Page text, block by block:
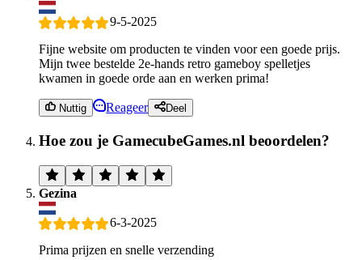
9-5-2025
Fijne website om producten te vinden voor een goede prijs.
Mijn twee bestelde 2e-hands retro gameboy spelletjes
kwamen in goede orde aan en werken prima!
Nuttig Reageer Deel
Hoe zou je GamecubeGames.nl beoordelen?
Gezina
6-3-2025
Prima prijzen en snelle verzending